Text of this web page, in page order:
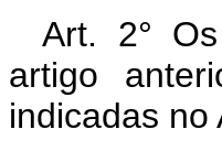
Art. 2°
artigo
indicadas